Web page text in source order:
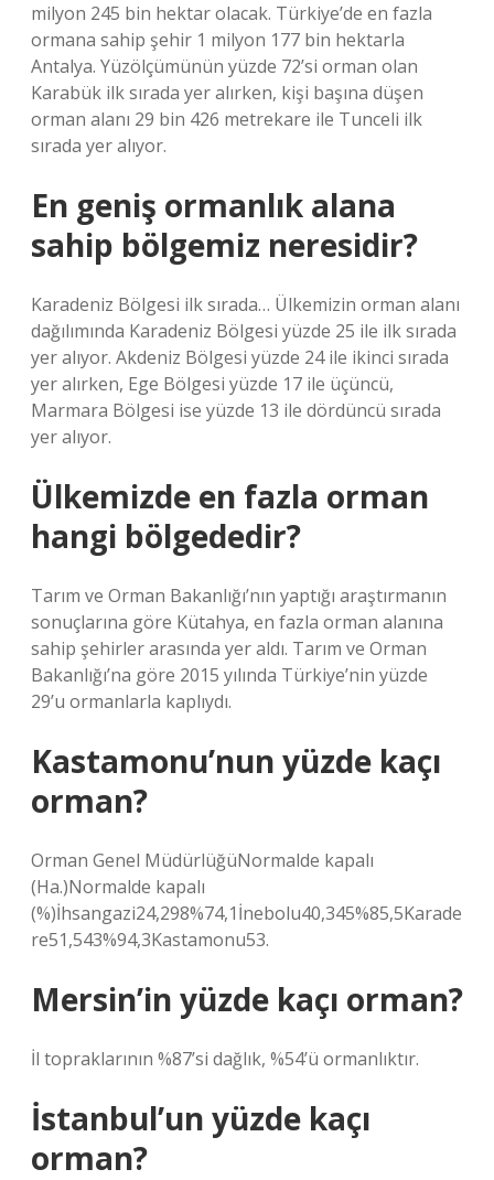
milyon 245 bin hektar olacak. Türkiye’de en fazla
ormana sahip şehir 1 milyon 177 bin hektarla
Antalya. Yüzölçümünün yüzde 72’si orman olan
Karabük ilk sırada yer alırken, kişi başına düşen
orman alanı 29 bin 426 metrekare ile Tunceli ilk
sırada yer alıyor.
En geniş ormanlık alana
sahip bölgemiz neresidir?
Karadeniz Bölgesi ilk sırada… Ülkemizin orman alanı
dağılımında Karadeniz Bölgesi yüzde 25 ile ilk sırada
yer alıyor. Akdeniz Bölgesi yüzde 24 ile ikinci sırada
yer alırken, Ege Bölgesi yüzde 17 ile üçüncü,
Marmara Bölgesi ise yüzde 13 ile dördüncü sırada
yer alıyor.
Ülkemizde en fazla orman
hangi bölgededir?
Tarım ve Orman Bakanlığı’nın yaptığı araştırmanın
sonuçlarına göre Kütahya, en fazla orman alanına
sahip şehirler arasında yer aldı. Tarım ve Orman
Bakanlığı’na göre 2015 yılında Türkiye’nin yüzde
29’u ormanlarla kaplıydı.
Kastamonu’nun yüzde kaçı
orman?
Orman Genel MüdürlüğüNormalde kapalı
(Ha.)Normalde kapalı
(%)İhsangazi24,298%74,1İnebolu40,345%85,5Karade
re51,543%94,3Kastamonu53.
Mersin’in yüzde kaçı orman?
İl topraklarının %87’si dağlık, %54’ü ormanlıktır.
İstanbul’un yüzde kaçı
orman?